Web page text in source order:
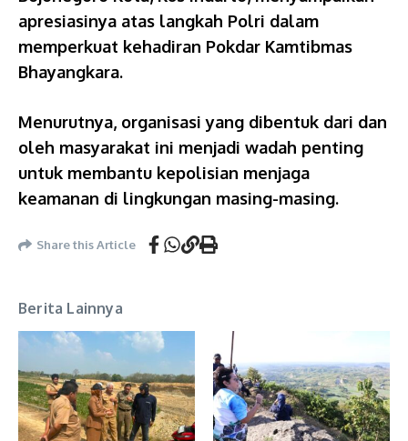
apresiasinya atas langkah Polri dalam
memperkuat kehadiran Pokdar Kamtibmas
Bhayangkara.
Menurutnya, organisasi yang dibentuk dari dan
oleh masyarakat ini menjadi wadah penting
untuk membantu kepolisian menjaga
keamanan di lingkungan masing-masing.
Share this Article
Berita Lainnya